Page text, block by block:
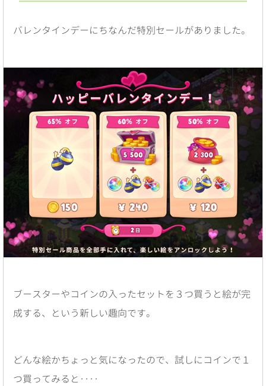
バレンタインデーにちなんだ特別セールがありました。
ブースターやコインの入ったセットを３つ買うと絵が完
成する、という新しい趣向です。
どんな絵かちょっと気になったので、試しにコインで１
つ買ってみると‥‥